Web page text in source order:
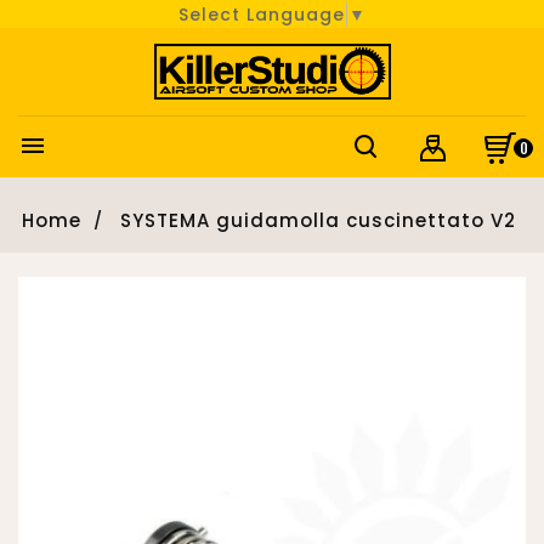
Select Language ▼
 0
Home SYSTEMA guidamolla cuscinettato V2